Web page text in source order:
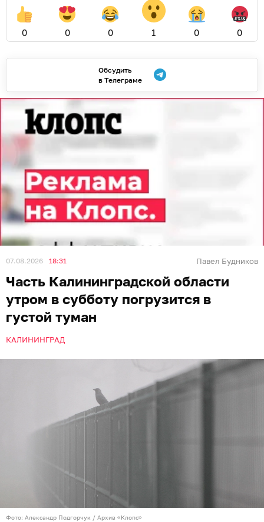
0 0 0 1 0 0
Обсудить
в Телеграме
07.08.2026 18:31 Павел Будников
Часть Калининградской области
утром в субботу погрузится в
густой туман
КАЛИНИНГРАД
Фото: Александр Подгорчук / Архив «Клопс»